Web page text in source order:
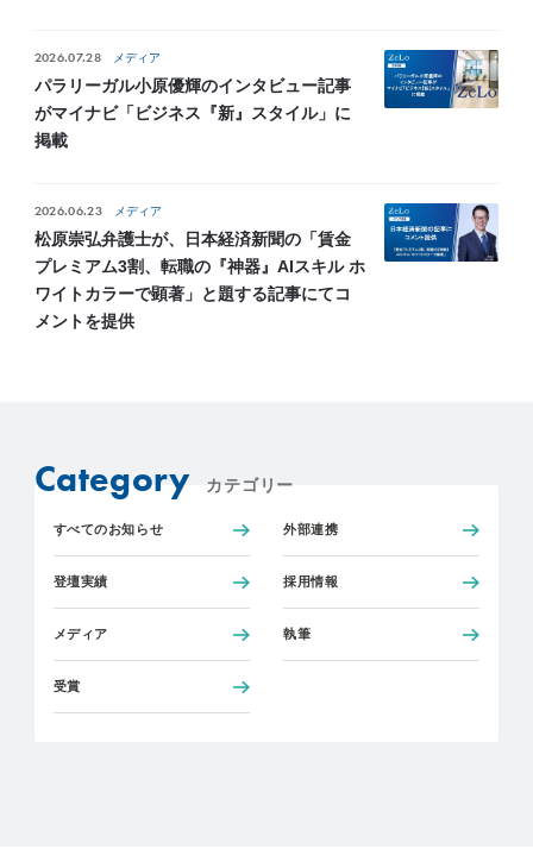
2026.07.28 メディア
パラリーガル小原優輝のインタビュー記事
がマイナビ「ビジネス『新』スタイル」に
掲載
2026.06.23 メディア
松原崇弘弁護士が、日本経済新聞の「賃金
プレミアム3割、転職の『神器』AIスキル ホ
ワイトカラーで顕著」と題する記事にてコ
メントを提供
Category カテゴリー
すべてのお知らせ 外部連携
登壇実績 採用情報
メディア 執筆
受賞